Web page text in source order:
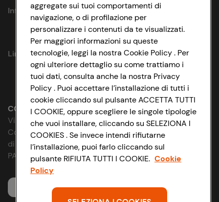
Informazioni
Privacy Policy
Cookie Policy
Impostazioni Cookie
Accessibilità
D&I e Parità di Genere
Strategia Fiscale
Link utili
Lavora con noi
Le cooperative
News & Approfondimenti
Richiami prodotto
Whistleblowing
CONAD SOCIETÀ COOPERATIVA
Via Michelino, 59 | 40127 BOLOGNA
Codice Fiscale e Registro Imprese
di Bologna 00865960157
PARTITA IVA 03320960374
Servizio clienti
aggregate sui tuoi comportamenti di
navigazione, o di profilazione per
personalizzare i contenuti da te visualizzati.
Per maggiori informazioni su queste
tecnologie, leggi la nostra Cookie Policy . Per
ogni ulteriore dettaglio su come trattiamo i
tuoi dati, consulta anche la nostra Privacy
Policy . Puoi accettare l’installazione di tutti i
cookie cliccando sul pulsante ACCETTA TUTTI
I COOKIE, oppure scegliere le singole tipologie
che vuoi installare, cliccando su SELEZIONA I
COOKIES . Se invece intendi rifiutarne
l’installazione, puoi farlo cliccando sul
pulsante RIFIUTA TUTTI I COOKIE. Cookie
Policy